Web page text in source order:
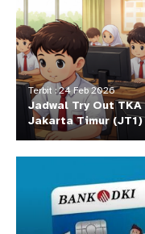
Terbit : 24 Feb 2026
Jadwal Try Out
Jakarta Timur (JT1)